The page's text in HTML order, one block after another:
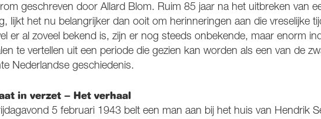
geschreven door Allard Blom. Ruim 85 jaar na het uitbreken van
lijkt het nu belangrijker dan ooit om herinneringen aan die vreselijke
er al zoveel bekend is, zijn er nog steeds onbekende, maar enorm
te vertellen uit een periode die gezien kan worden als een van de
Nederlandse geschiedenis.
in verzet – Het verhaal
5 februari 1943 belt een man aan bij het huis van Hendrik